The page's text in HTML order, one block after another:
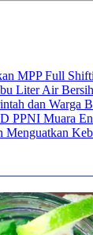
MPP Full
Liter Air
dan Warga
PPNI Muara
Menguatkan